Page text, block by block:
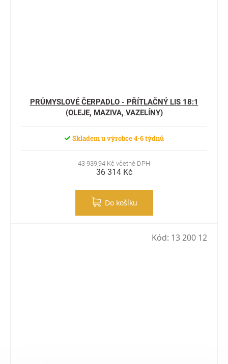
PRŮMYSLOVÉ ČERPADLO - PŘÍTLAČNÝ LIS 18:1
(OLEJE, MAZIVA, VAZELÍNY)
Skladem u výrobce 4-6 týdnů
43 939,94 Kč včetně DPH
36 314 Kč
Do košíku
Kód: 13 200 12